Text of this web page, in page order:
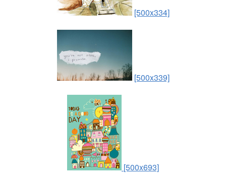
[500x334]
[500x339]
[500x693]